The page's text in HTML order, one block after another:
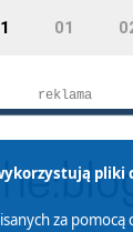
01
reklama
pliki
za